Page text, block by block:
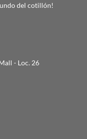
del cotillón!
- Loc. 26